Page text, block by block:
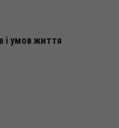
і умов життя